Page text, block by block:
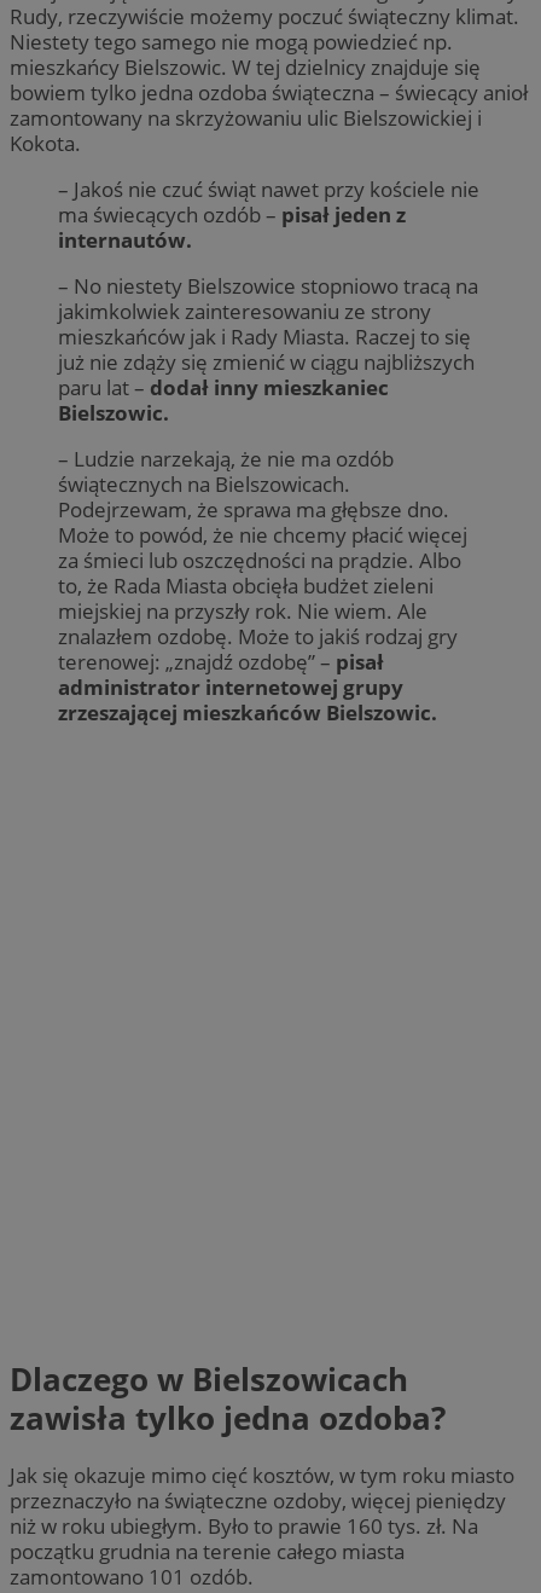
Rudy, rzeczywiście możemy poczuć świąteczny klimat.
Niestety tego samego nie mogą powiedzieć np.
mieszkańcy Bielszowic. W tej dzielnicy znajduje się
bowiem tylko jedna ozdoba świąteczna – świecący anioł
zamontowany na skrzyżowaniu ulic Bielszowickiej i
Kokota.
– Jakoś nie czuć świąt nawet przy kościele nie
ma świecących ozdób – pisał jeden z
internautów.
– No niestety Bielszowice stopniowo tracą na
jakimkolwiek zainteresowaniu ze strony
mieszkańców jak i Rady Miasta. Raczej to się
już nie zdąży się zmienić w ciągu najbliższych
paru lat – dodał inny mieszkaniec
Bielszowic.
– Ludzie narzekają, że nie ma ozdób
świątecznych na Bielszowicach.
Podejrzewam, że sprawa ma głębsze dno.
Może to powód, że nie chcemy płacić więcej
za śmieci lub oszczędności na prądzie. Albo
to, że Rada Miasta obcięła budżet zieleni
miejskiej na przyszły rok. Nie wiem. Ale
znalazłem ozdobę. Może to jakiś rodzaj gry
terenowej: „znajdź ozdobę” – pisał
administrator internetowej grupy
zrzeszającej mieszkańców Bielszowic.
Dlaczego w Bielszowicach
zawisła tylko jedna ozdoba?
Jak się okazuje mimo cięć kosztów, w tym roku miasto
przeznaczyło na świąteczne ozdoby, więcej pieniędzy
niż w roku ubiegłym. Było to prawie 160 tys. zł. Na
początku grudnia na terenie całego miasta
zamontowano 101 ozdób.